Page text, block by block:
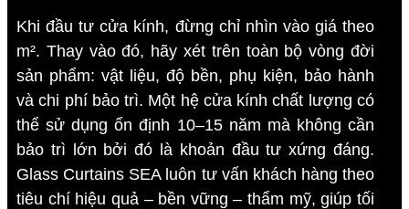
Khi đầu tư cửa kính, đừng chỉ nhìn vào giá theo
m². Thay vào đó, hãy xét trên toàn bộ vòng đời
sản phẩm: vật liệu, độ bền, phụ kiện, bảo hành
và chi phí bảo trì. Một hệ cửa kính chất lượng có
thể sử dụng ổn định 10–15 năm mà không cần
bảo trì lớn bởi đó là khoản đầu tư xứng đáng.
Glass Curtains SEA luôn tư vấn khách hàng theo
tiêu chí hiệu quả – bền vững – thẩm mỹ, giúp tối